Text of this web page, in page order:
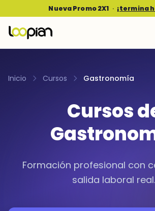
Nueva Promo 2X1 · ¡termina
Inicio Cursos Gastronomía
Cursos
Formación profesional con
salida laboral real.